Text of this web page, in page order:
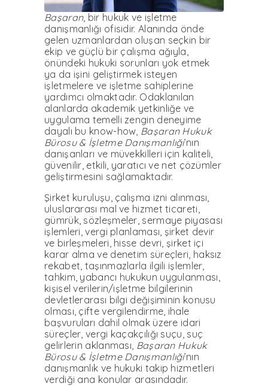
Başaran, bir hukuk ve işletme
danışmanlığı ofisidir. Alanında önde
gelen uzmanlardan oluşan seçkin bir
ekip ve güçlü bir çalışma ağıyla,
önündeki hukuki sorunları yok etmek
ya da işini geliştirmek isteyen
işletmelere ve işletme sahiplerine
yardımcı olmaktadır. Odaklanılan
alanlarda akademik yetkinliğe ve
uygulama temelli zengin deneyime
dayalı bu know-how, Başaran Hukuk
Bürosu & İşletme Danışmanlığı’nın
danışanları ve müvekkilleri için kaliteli,
güvenilir, etkili, yaratıcı ve net çözümler
geliştirmesini sağlamaktadır.
Şirket kuruluşu, çalışma izni alınması,
uluslararası mal ve hizmet ticareti,
gümrük, sözleşmeler, sermaye piyasası
işlemleri, vergi planlaması, şirket devir
ve birleşmeleri, hisse devri, şirket içi
karar alma ve denetim süreçleri, haksız
rekabet, taşınmazlarla ilgili işlemler,
tahkim, yabancı hukukun uygulanması,
kişisel verilerin/işletme bilgilerinin
devletlerarası bilgi değişiminin konusu
olması, çifte vergilendirme, ihale
başvuruları dahil olmak üzere idari
süreçler, vergi kaçakçılığı suçu, suç
gelirlerin aklanması, Başaran Hukuk
Bürosu & İşletme Danışmanlığı’nın
danışmanlık ve hukuki takip hizmetleri
verdiği ana konular arasındadır.